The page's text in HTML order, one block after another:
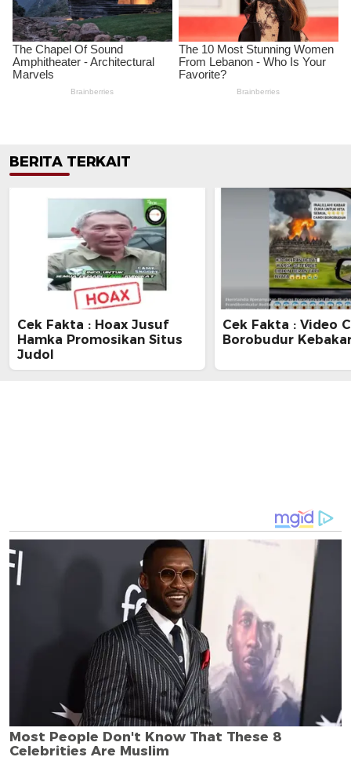
BERITA TERKAIT
Cek Fakta : Hoax Jusuf
Hamka Promosikan Situs
Judol
Cek Fakta : Video
Borobudur